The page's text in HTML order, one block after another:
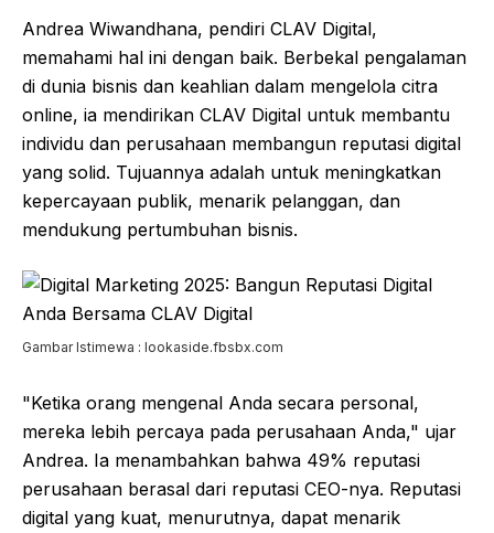
Andrea Wiwandhana, pendiri CLAV Digital,
memahami hal ini dengan baik. Berbekal pengalaman
di dunia bisnis dan keahlian dalam mengelola citra
online, ia mendirikan CLAV Digital untuk membantu
individu dan perusahaan membangun reputasi digital
yang solid. Tujuannya adalah untuk meningkatkan
kepercayaan publik, menarik pelanggan, dan
mendukung pertumbuhan bisnis.
Gambar Istimewa : lookaside.fbsbx.com
"Ketika orang mengenal Anda secara personal,
mereka lebih percaya pada perusahaan Anda," ujar
Andrea. Ia menambahkan bahwa 49% reputasi
perusahaan berasal dari reputasi CEO-nya. Reputasi
digital yang kuat, menurutnya, dapat menarik